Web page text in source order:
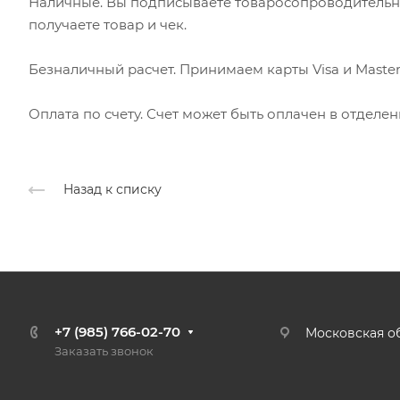
получаете товар и чек.
Безналичный расчет. Принимаем карты Visa и
Оплата по счету. Счет может быть оплачен в
Назад к списку
+7 (985) 766-02-70
Заказать звонок
Московская